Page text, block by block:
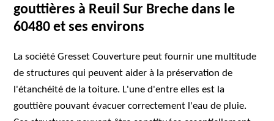
gouttières à Reuil Sur Breche dans le
60480 et ses environs
La société Gresset Couverture peut fournir une multitude
de structures qui peuvent aider à la préservation de
l'étanchéité de la toiture. L'une d'entre elles est la
gouttière pouvant évacuer correctement l'eau de pluie.